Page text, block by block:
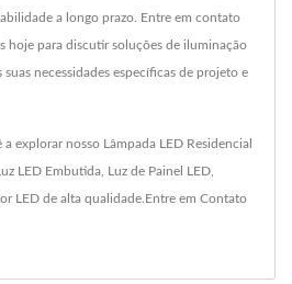
a longo prazo. Entre em contato
hoje para discutir soluções de iluminação
suas necessidades específicas de projeto e
a explorar nosso Lâmpada LED Residencial
Luz LED Embutida Luz de Painel LED
LED de alta qualidade. Entre em Contato